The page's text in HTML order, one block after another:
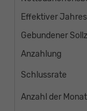
Effektiver
Gebundener
Anzahlung
Schlussrate
Anzahl der